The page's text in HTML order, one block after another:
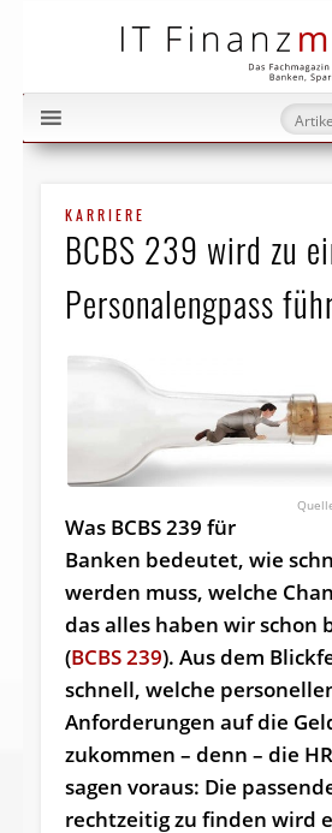
KARRIERE
BCBS 239 wird zu
Personalengpass
Was BCBS 239 für
Banken bedeutet, wie
werden muss, welche
das alles haben wir schon
(BCBS 239). Aus dem
schnell, welche
Anforderungen auf die
zukommen – denn – die
sagen voraus: Die
rechtzeitig zu finden wird